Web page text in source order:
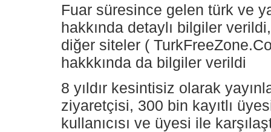
Fuar süresince gelen türk ve
hakkında detaylı bilgiler
diğer siteler (
hakkkında da bilgiler verildi
8 yıldır kesintisiz olarak
ziyaretçisi, 300 bin kayıtlı
kullanıcısı ve üyesi ile